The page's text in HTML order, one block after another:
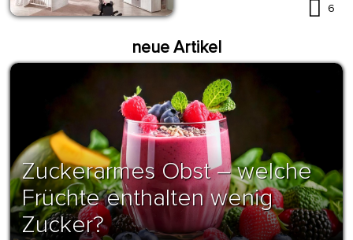
6
neue Artikel
Zuckerarmes Obst – welche
Früchte enthalten wenig
Zucker?